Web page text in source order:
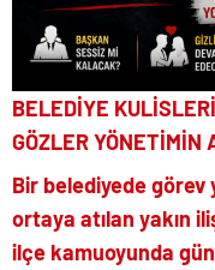
BELEDİYE
GÖZLER YÖNETİMİN
Bir belediyede görev
ortaya atılan yakın
ilçe kamuoyunda